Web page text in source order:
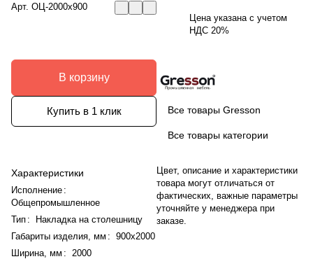
Арт. ОЦ-2000х900
В корзину
Купить в 1 клик
Характеристики
Исполнение :
Общепромышленное
Тип :
Накладка на столешницу
Габариты изделия, мм : 900x2000
Ширина, мм :
2000
Цена указана с учетом
НДС 20%
Все товары Gresson
Все товары категории
Цвет, описание и характеристики
товара могут отличаться от
фактических, важные параметры
уточняйте у менеджера при
заказе.